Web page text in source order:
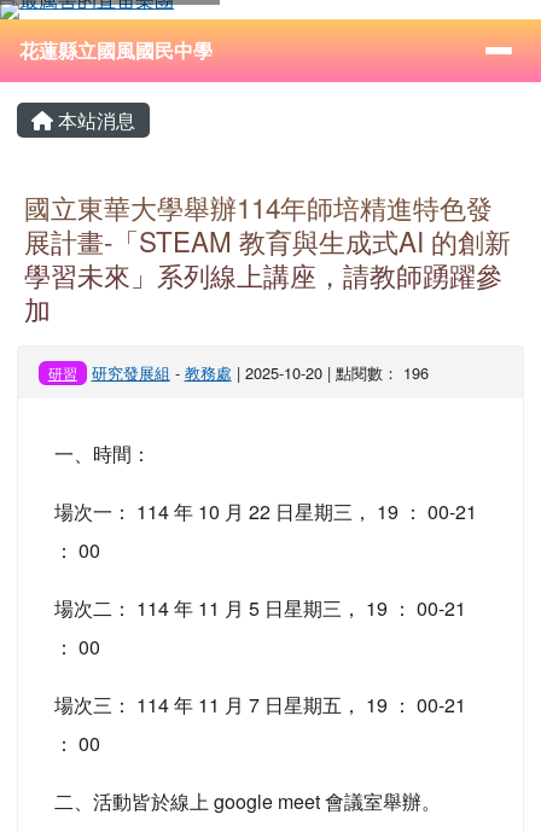
跳至主內容區
花蓮縣立國風國民中學
⏸
導覽列
花蓮縣立國風國民中學
主內容區域
本站消息
國立東華大學舉辦114年師培精進特色發
展計畫-「STEAM 教育與生成式AI 的創新
學習未來」系列線上講座，請教師踴躍參
加
研習 研究發展組 - 教務處 | 2025-10-20 | 點閱數： 196
一、時間：
場次一： 114 年 10 月 22 日星期三， 19 ： 00-21
： 00
場次二： 114 年 11 月 5 日星期三， 19 ： 00-21
： 00
場次三： 114 年 11 月 7 日星期五， 19 ： 00-21
： 00
二、活動皆於線上 google meet 會議室舉辦。
頁尾區域